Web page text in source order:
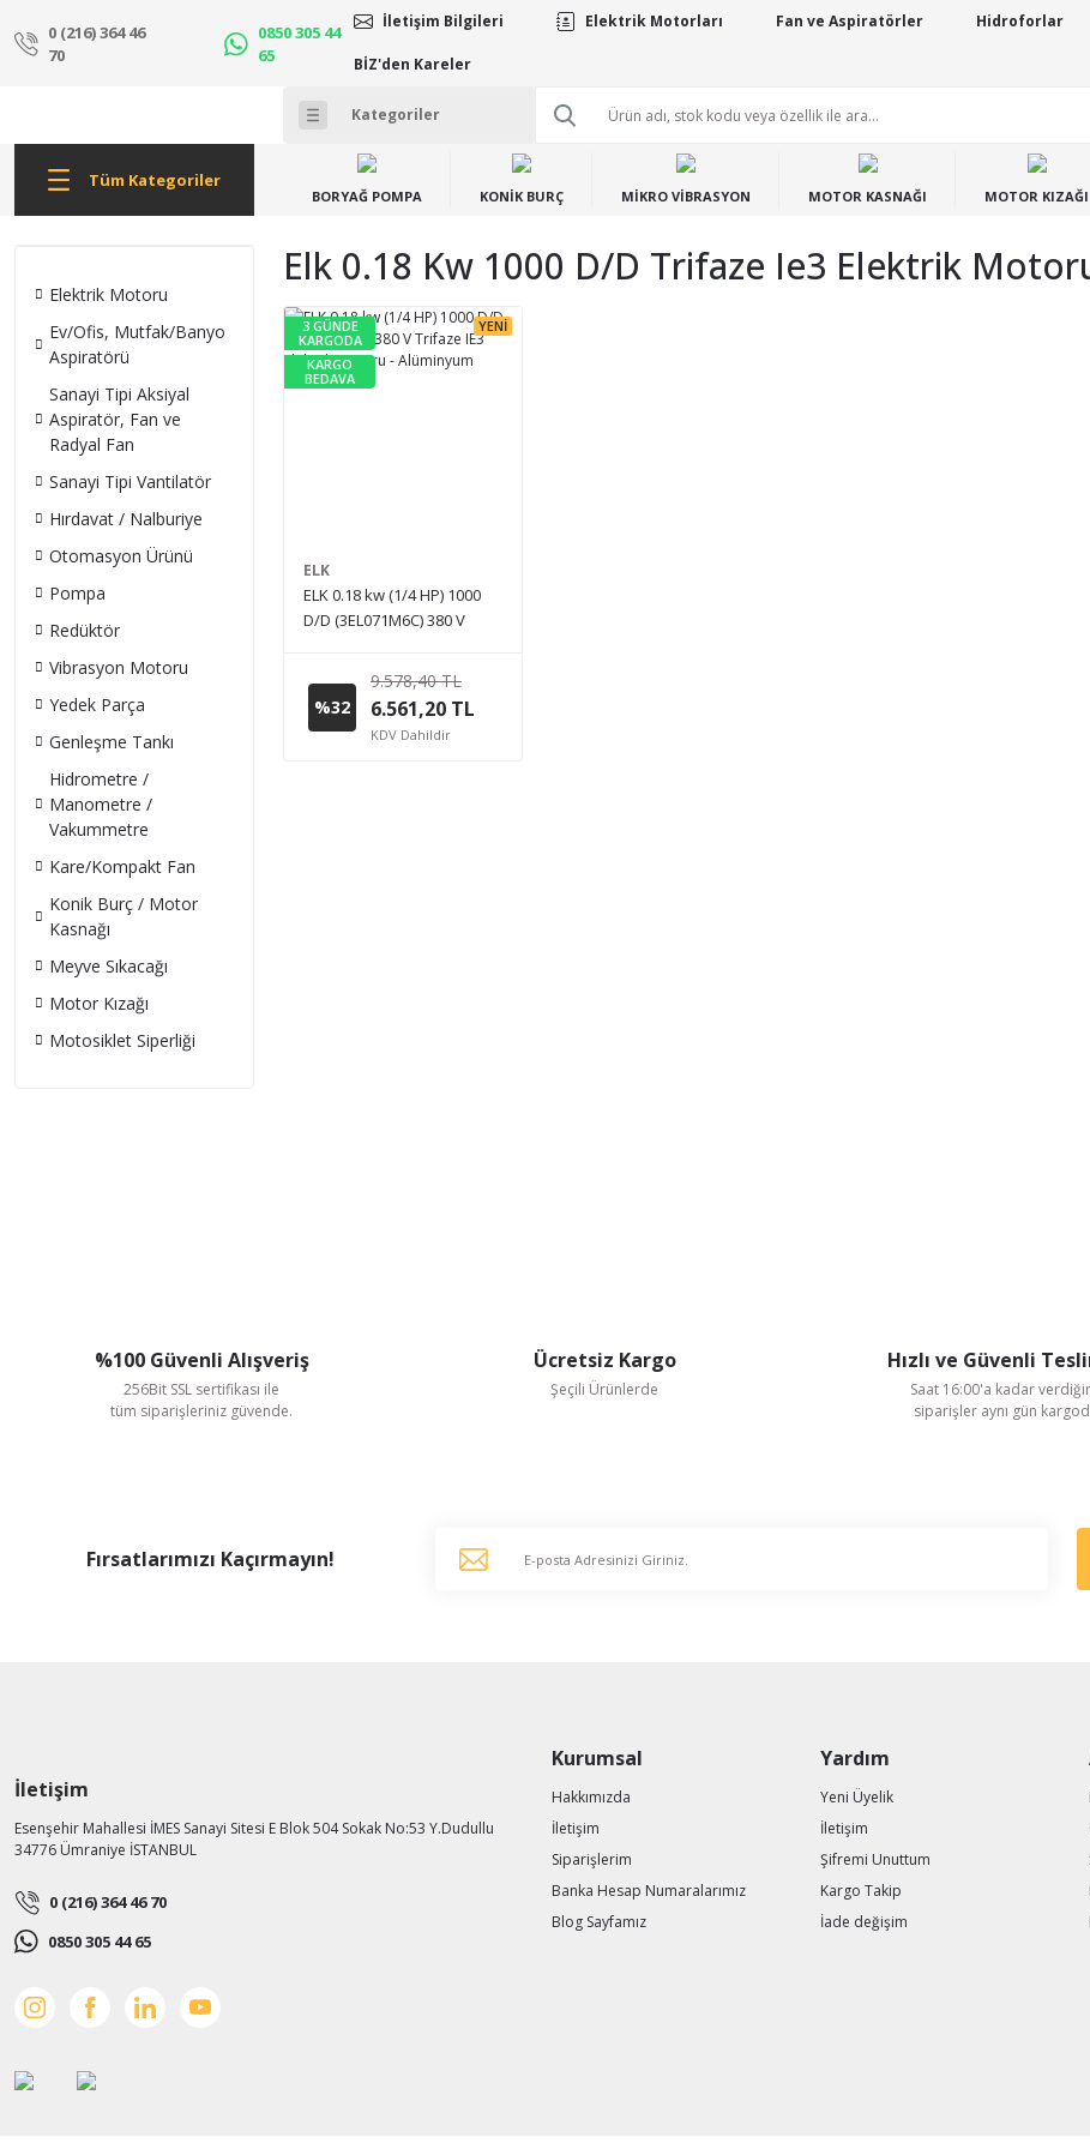
0 (216) 364 46
70
0850 305 44
65
İletişim Bilgileri Elektrik Motorları Fan ve Aspiratörler Hidroforlar
BİZ'den Kareler
Tüm Kategoriler
BORYAĞ POMPA KONİK BURÇ MİKRO VİBRASYON MOTOR KASNAĞI MOTOR KIZAĞI
Elektrik Motoru
Ev/Ofis, Mutfak/Banyo
Aspiratörü
Sanayi Tipi Aksiyal
Aspiratör, Fan ve
Radyal Fan
Sanayi Tipi Vantilatör
Hırdavat / Nalburiye
Otomasyon Ürünü
Pompa
Redüktör
Vibrasyon Motoru
Yedek Parça
Genleşme Tankı
Hidrometre /
Manometre /
Vakummetre
Kare/Kompakt Fan
Konik Burç / Motor
Kasnağı
Meyve Sıkacağı
Motor Kızağı
Motosiklet Siperliği
Elk 0.18 Kw 1000 D/d Trifaze Ie3 Elektrik
YENİ
3 GÜNDE
KARGODA
KARGO
BEDAVA
ELK
ELK 0.18 kw (1/4 HP) 1000
D/D (3EL071M6C) 380 V
Alüminyum
%32
9.578,40 TL
6.561,20 TL
KDV Dahildir
%100 Güvenli Alışveriş
256Bit SSL sertifikası ile
tüm siparişleriniz güvende.
Ücretsiz Kargo
Şeçili Ürünlerde
Hızlı ve Güvenli
Saat 16:00'a kadar
siparişler aynı gün
Fırsatlarımızı Kaçırmayın!
İletişim
Esenşehir Mahallesi İMES Sanayi Sitesi E Blok 504 Sokak No:53 Y.Dudullu
34776 Ümraniye İSTANBUL
0 (216) 364 46 70
0850 305 44 65
Kurumsal
Hakkımızda
İletişim
Siparişlerim
Banka Hesap Numaralarımız
Blog Sayfamız
Yardım
Yeni Üyelik
İletişim
Şifremi Unuttum
Kargo Takip
İade değişim